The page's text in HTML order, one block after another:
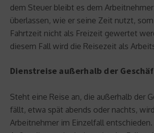
dem Steuer bleibt es dem
überlassen, wie er seine Zeit nutzt,
Fahrtzeit nicht als Freizeit gewertet
diesem Fall wird die Reisezeit als
Dienstreise außerhalb der
Steht eine Reise an, die außerhalb der
fällt, etwa spät abends oder nachts,
Arbeitnehmer im Einzelfall entschieden.